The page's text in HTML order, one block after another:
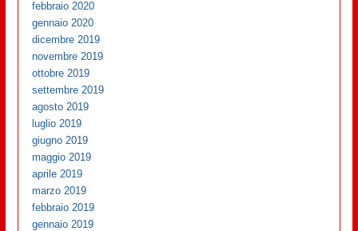
febbraio 2020
gennaio 2020
dicembre 2019
novembre 2019
ottobre 2019
settembre 2019
agosto 2019
luglio 2019
giugno 2019
maggio 2019
aprile 2019
marzo 2019
febbraio 2019
gennaio 2019